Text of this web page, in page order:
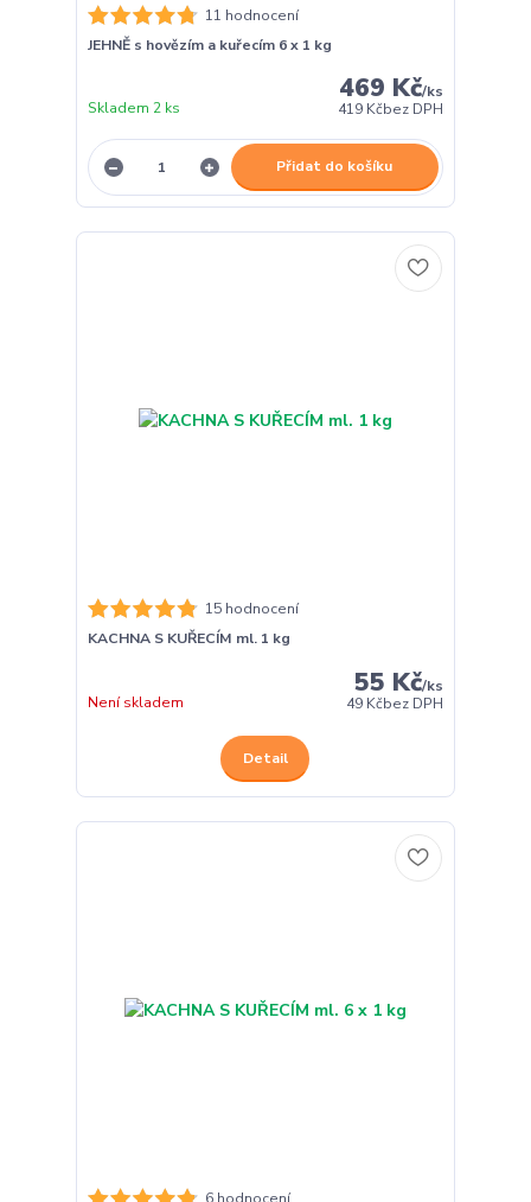
11 hodnocení
JEHNĚ s hovězím a kuřecím 6 x 1 kg
469 Kč/ks
419 Kčbez DPH
Skladem 2 ks
Přidat do košíku
15 hodnocení
KACHNA S KUŘECÍM ml. 1 kg
55 Kč/ks
49 Kčbez DPH
Není skladem
Detail
6 hodnocení